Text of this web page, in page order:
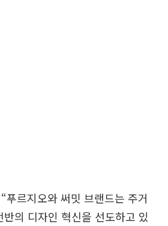
푸르지오와 써밋 브랜드는 주거
의 디자인 혁신을 선도하고 있